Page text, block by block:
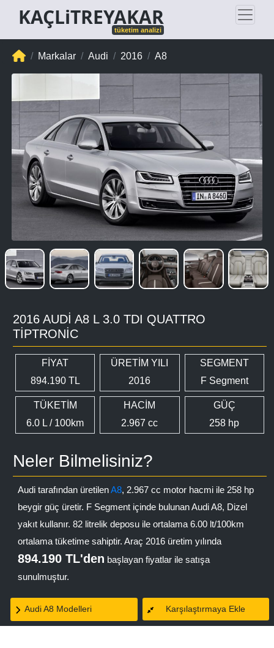
KAÇLiTREYAKAR
tüketim analizi
Markalar Audi 2016 A8
2016 AUDI A8 L 3.0 TDI QUATTRO
TIPTRONIC
FİYAT
894.190 TL
ÜRETİM YILI
2016
SEGMENT
F Segment
TÜKETİM
6.0 L / 100km
HACİM
2.967 cc
GÜÇ
258 hp
Neler Bilmelisiniz?
Audi tarafından üretilenA8, 2.967 cc motor hacmi ile 258 hp
beygir güç üretir. F Segment içinde bulunan Audi A8, Dizel
yakıt kullanır. 82 litrelik deposu ile ortalama 6.00 lt/100km
ortalama tüketime sahiptir. Araç 2016 üretim yılında
894.190 TL'den başlayan fiyatlar ile satışa
sunulmuştur.
Audi A8 Modelleri Karşılaştırmaya Ekle